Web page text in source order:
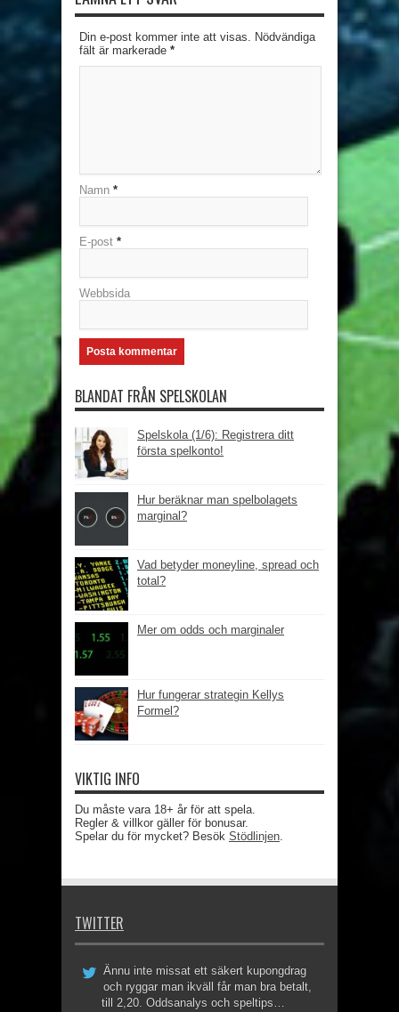
Din e-post kommer inte att visas. Nödvändiga
fält är markerade *
Namn *
E-post *
Webbsida
BLANDAT FRÅN SPELSKOLAN
Spelskola (1/6): Registrera ditt
första spelkonto!
Hur beräknar man spelbolagets
marginal?
Vad betyder moneyline, spread och
total?
Mer om odds och marginaler
Hur fungerar strategin Kellys
Formel?
VIKTIG INFO
Du måste vara 18+ år för att spela.
Regler & villkor gäller för bonusar.
Spelar du för mycket? Besök Stödlinjen.
TWITTER
Ännu inte missat ett säkert kupongdrag
och ryggar man ikväll får man bra betalt,
till 2,20. Oddsanalys och speltips…